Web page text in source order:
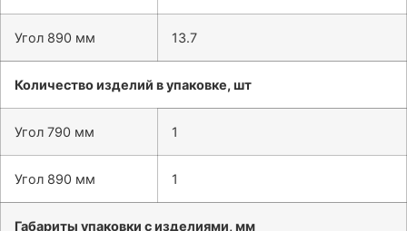
Угол 890 мм 13.7
Количество изделий в упаковке, шт
Угол 790 мм 1
Угол 890 мм 1
Габариты упаковки с изделиями, мм